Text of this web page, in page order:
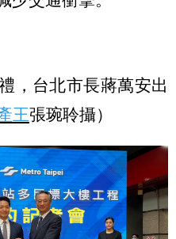
，台北市長蔣萬安出
王張琬聆攝）